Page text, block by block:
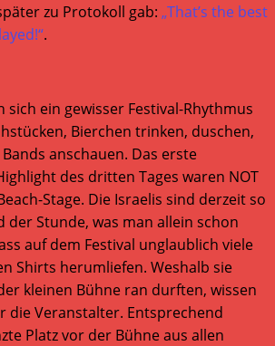
zu Protokoll gab: „That’s the best
.
sich ein gewisser Festival-Rhythmus
Bierchen trinken, duschen,
anschauen. Das erste
des dritten Tages waren NOT
Stage. Die Israelis sind derzeit so
der Stunde, was man allein schon
auf dem Festival unglaublich viele
Shirts herumliefen. Weshalb sie
kleinen Bühne ran durften, wissen
die Veranstalter. Entsprechend
Platz vor der Bühne aus allen